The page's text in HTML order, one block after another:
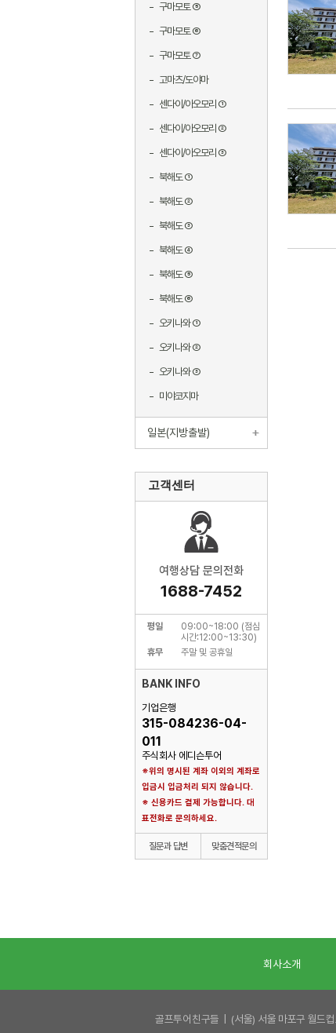
구마모토 ⑤
구마모토 ⑥
구마모토 ⑦
고마츠/도야마
센다이/아오모리 ①
센다이/아오모리 ②
센다이/아오모리 ③
북해도 ①
북해도 ②
북해도 ③
북해도 ④
북해도 ⑤
북해도 ⑥
오키나와 ①
오키나와 ②
오키나와 ③
미야코지마
일본(지방출발)
고객센터
여행상담 문의전화
1688-7452
평일
09:00~18:00 (점심
시간:12:00~13:30)
휴무
주말 및 공휴일
BANK INFO
기업은행
315-084236-04-
011
주식회사 에디슨투어
※위의 명시된 계좌 이외의 계좌로
입금시 입금처리 되지 않습니다.
※ 신용카드 결제 가능합니다. 대
표전화로 문의하세요.
질문과 답변 맞춤견적문의
회사소개
골프투어친구들 | (서울) 서울 마포구 월드